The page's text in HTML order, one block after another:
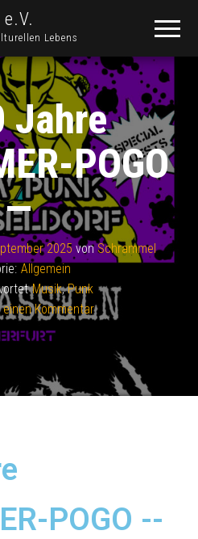
Lebens
Jahre
POGO
—
2025vonSchrammel
Allgemein
Musik,Punk
Kommentar
POGO --